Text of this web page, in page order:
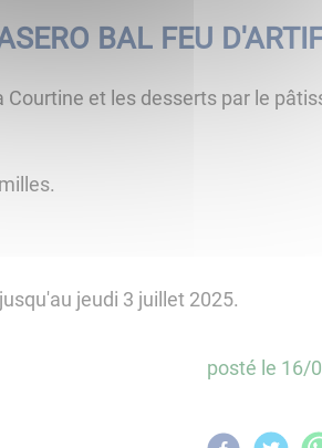
BAL FEU
et les desserts par le
jeudi 3 juillet 2025.
posté le 16/